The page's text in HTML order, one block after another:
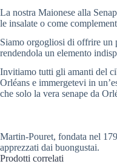
La nostra Maionese alla
le insalate o come
Siamo orgogliosi di offrire un
rendendola un elemento
Invitiamo tutti gli amanti del
Orléans e immergetevi in
che solo la vera senape da
Martin-Pouret, fondata nel
apprezzati dai buongustai.
Prodotti correlati